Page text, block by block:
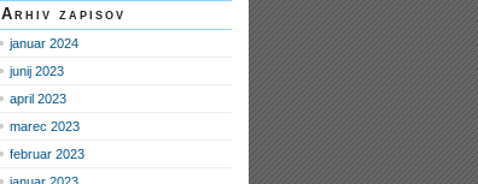
Arhiv zapisov
januar 2024
junij 2023
april 2023
marec 2023
februar 2023